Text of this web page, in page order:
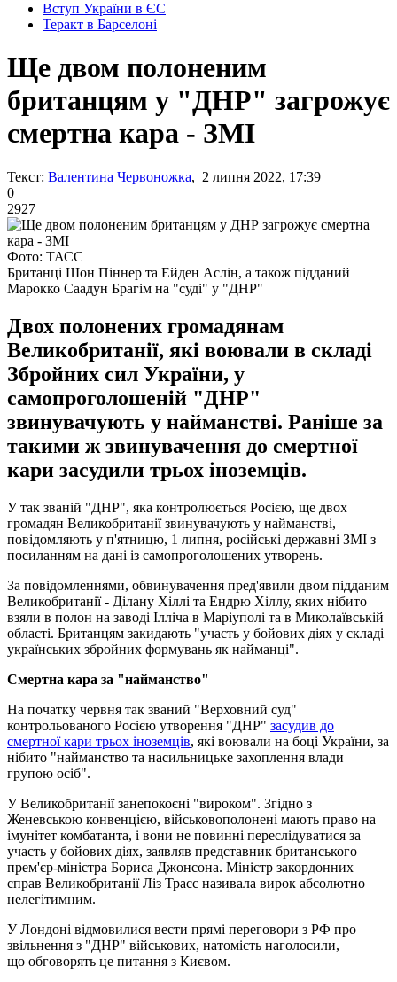
Вступ України в ЄС
Теракт в Барселоні
Ще двом полоненим
британцям у "ДНР" загрожує
смертна кара - ЗМІ
Текст: Валентина Червоножка, 2 липня 2022, 17:39
0
2927
Фото: ТАСС
Британці Шон Піннер та Ейден Аслін, а також підданий
Марокко Саадун Брагім на "суді" у "ДНР"
Двох полонених громадянам
Великобританії, які воювали в складі
Збройних сил України, у
самопроголошеній "ДНР"
звинувачують у найманстві. Раніше за
такими ж звинувачення до смертної
кари засудили трьох іноземців.
У так званій "ДНР", яка контролюється Росією, ще двох
громадян Великобританії звинувачують у найманстві,
повідомляють у п'ятницю, 1 липня, російські державні ЗМІ з
посиланням на дані із самопроголошених утворень.
За повідомленнями, обвинувачення пред'явили двом підданим
Великобританії - Ділану Хіллі та Ендрю Хіллу, яких нібито
взяли в полон на заводі Ілліча в Маріуполі та в Миколаївській
області. Британцям закидають "участь у бойових діях у складі
українських збройних формувань як найманці".
Смертна кара за "найманство"
На початку червня так званий "Верховний суд"
контрольованого Росією утворення "ДНР" засудив до
смертної кари трьох іноземців, які воювали на боці України, за
нібито "найманство та насильницьке захоплення влади
групою осіб".
У Великобританії занепокоєні "вироком". Згідно з
Женевською конвенцією, військовополонені мають право на
імунітет комбатанта, і вони не повинні переслідуватися за
участь у бойових діях, заявляв представник британського
прем'єр-міністра Бориса Джонсона. Міністр закордонних
справ Великобританії Ліз Трасс називала вирок абсолютно
нелегітимним.
У Лондоні відмовилися вести прямі переговори з РФ про
звільнення з "ДНР" військових, натомість наголосили,
що обговорять це питання з Києвом.